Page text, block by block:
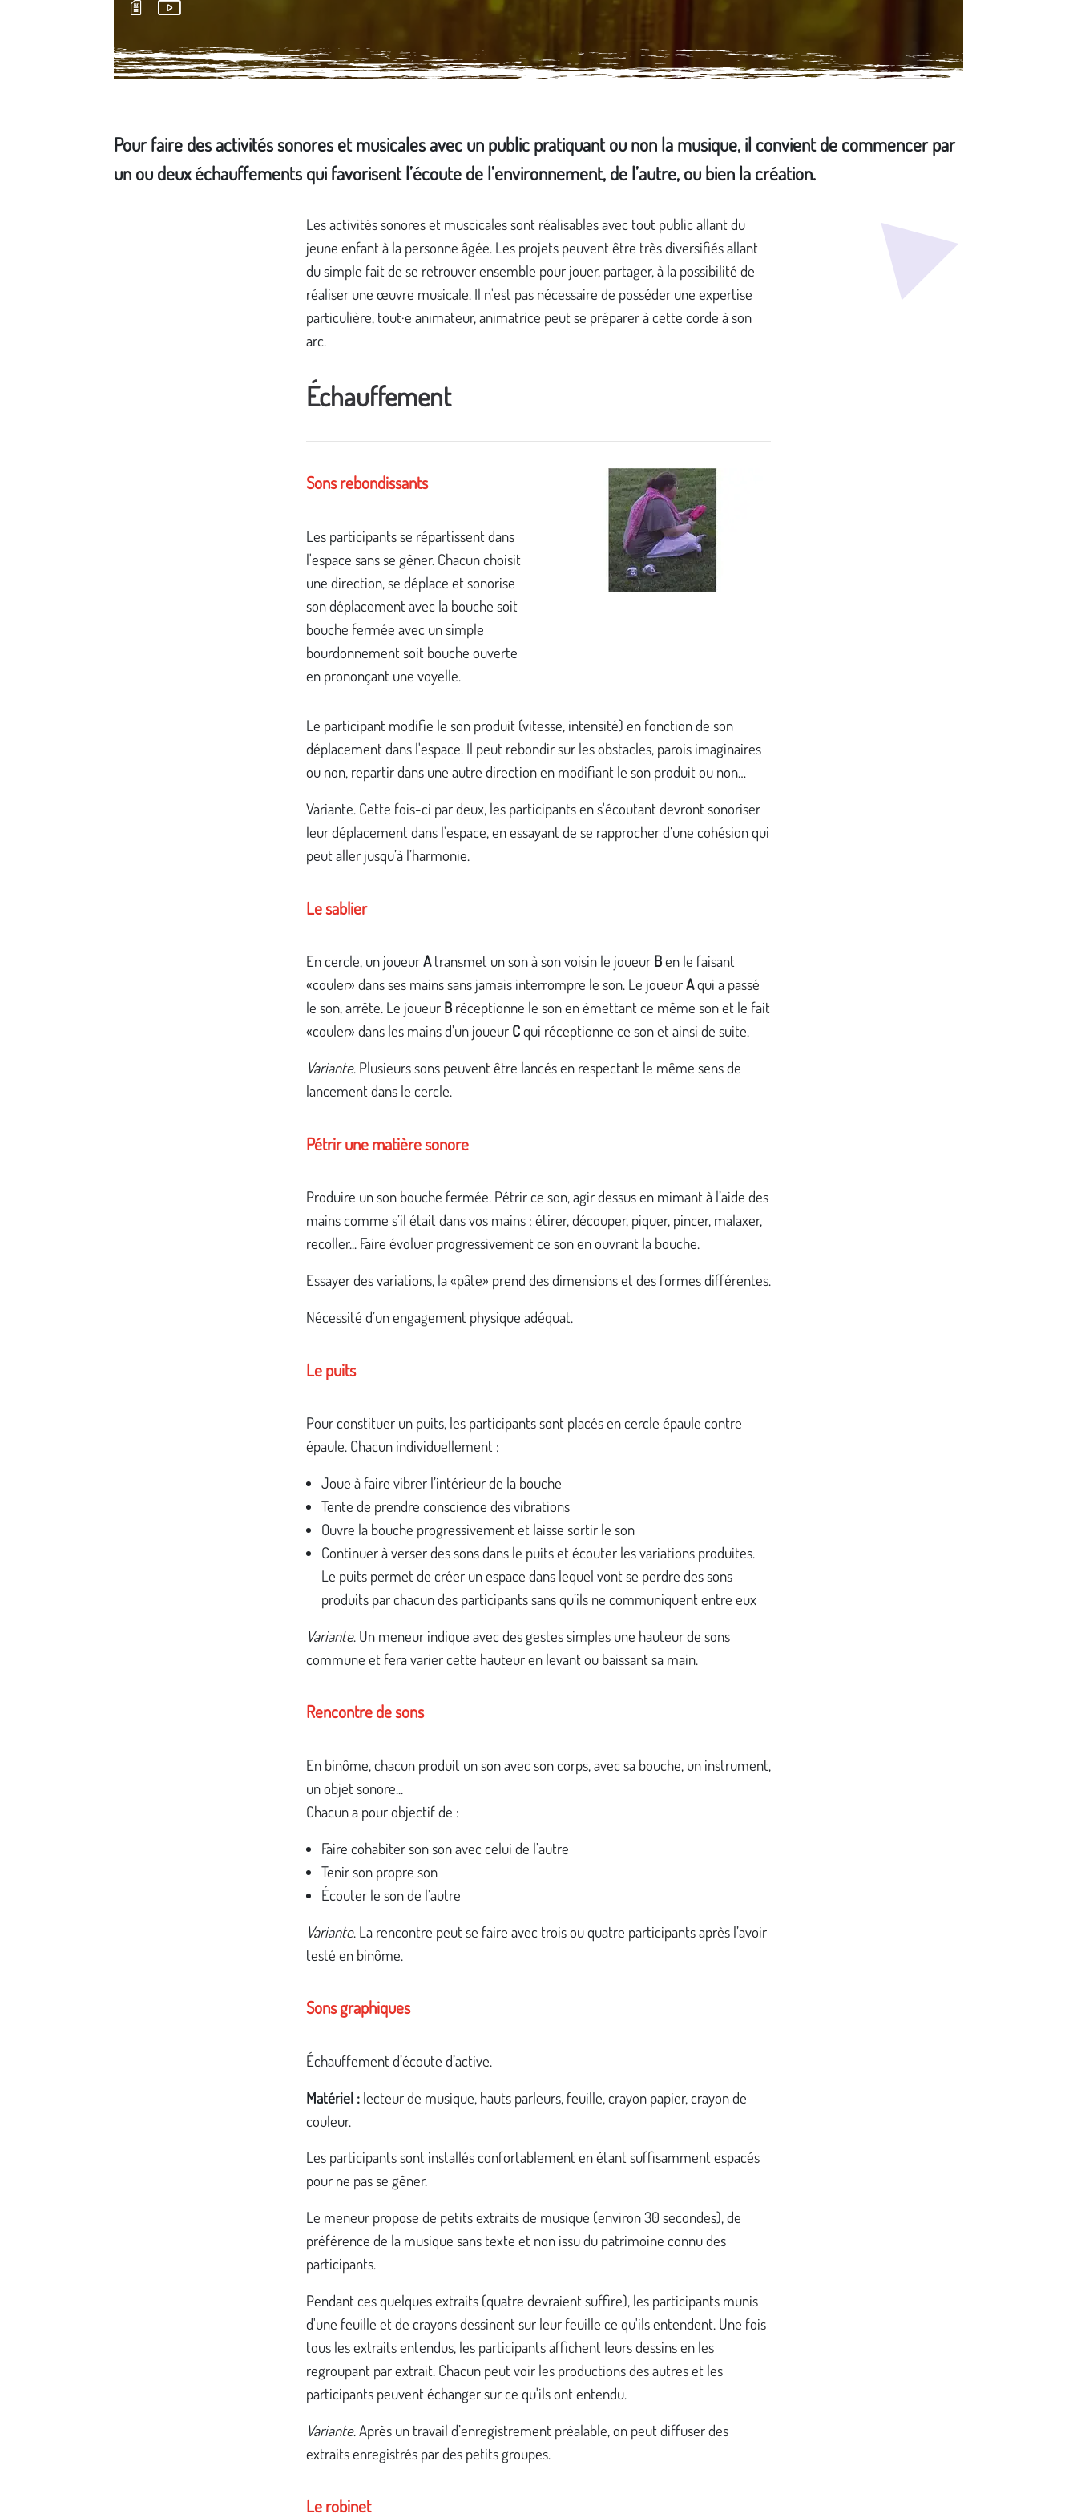
Pour faire des activités sonores et musicales avec un public pratiquant ou non la musique, il convient de commencer par
un ou deux échauffements qui favorisent l’écoute de l’environnement, de l’autre, ou bien la création.
Les activités sonores et muscicales sont réalisables avec tout public allant du
jeune enfant à la personne âgée. Les projets peuvent être très diversifiés allant
du simple fait de se retrouver ensemble pour jouer, partager, à la possibilité de
réaliser une œuvre musicale. Il n'est pas nécessaire de posséder une expertise
particulière, tout·e animateur, animatrice peut se préparer à cette corde à son
arc.
Échauffement
Sons rebondissants
Les participants se répartissent dans
l'espace sans se gêner. Chacun choisit
une direction, se déplace et sonorise
son déplacement avec la bouche soit
bouche fermée avec un simple
bourdonnement soit bouche ouverte
en prononçant une voyelle.
Le participant modifie le son produit (vitesse, intensité) en fonction de son
déplacement dans l'espace. Il peut rebondir sur les obstacles, parois imaginaires
ou non, repartir dans une autre direction en modifiant le son produit ou non…
Variante. Cette fois-ci par deux, les participants en s'écoutant devront sonoriser
leur déplacement dans l'espace, en essayant de se rapprocher d’une cohésion qui
peut aller jusqu’à l’harmonie.
Le sablier
En cercle, un joueurAtransmet un son à son voisin le joueur Ben le faisant
«couler» dans ses mains sans jamais interrompre le son. Le joueurAqui a passé
le son, arrête. Le joueur B réceptionne le son en émettant ce même son et le fait
«couler» dans les mains d’un joueur Cqui réceptionne ce son et ainsi de suite.
Variante. Plusieurs sons peuvent être lancés en respectant le même sens de
lancement dans le cercle.
Pétrir une matière sonore
Produire un son bouche fermée. Pétrir ce son, agir dessus en mimant à l’aide des
mains comme s’il était dans vos mains : étirer, découper, piquer, pincer, malaxer,
recoller... Faire évoluer progressivement ce son en ouvrant la bouche.
Essayer des variations, la «pâte» prend des dimensions et des formes différentes.
Nécessité d’un engagement physique adéquat.
Le puits
Pour constituer un puits, les participants sont placés en cercle épaule contre
épaule. Chacun individuellement :
Joue à faire vibrer l’intérieur de la bouche
Tente de prendre conscience des vibrations
Ouvre la bouche progressivement et laisse sortir le son
Continuer à verser des sons dans le puits et écouter les variations produites.
Le puits permet de créer un espace dans lequel vont se perdre des sons
produits par chacun des participants sans qu’ils ne communiquent entre eux
Variante. Un meneur indique avec des gestes simples une hauteur de sons
commune et fera varier cette hauteur en levant ou baissant sa main.
Rencontre de sons
En binôme, chacun produit un son avec son corps, avec sa bouche, un instrument,
un objet sonore...
Chacun a pour objectif de :
Faire cohabiter son son avec celui de l’autre
Tenir son propre son
Écouter le son de l’autre
Variante. La rencontre peut se faire avec trois ou quatre participants après l’avoir
testé en binôme.
Sons graphiques
Échauffement d’écoute d’active.
Matériel : lecteur de musique, hauts parleurs, feuille, crayon papier, crayon de
couleur.
Les participants sont installés confortablement en étant suffisamment espacés
pour ne pas se gêner.
Le meneur propose de petits extraits de musique (environ 30 secondes), de
préférence de la musique sans texte et non issu du patrimoine connu des
participants.
Pendant ces quelques extraits (quatre devraient suffire), les participants munis
d'une feuille et de crayons dessinent sur leur feuille ce qu'ils entendent. Une fois
tous les extraits entendus, les participants affichent leurs dessins en les
regroupant par extrait. Chacun peut voir les productions des autres et les
participants peuvent échanger sur ce qu'ils ont entendu.
Variante. Après un travail d’enregistrement préalable, on peut diffuser des
extraits enregistrés par des petits groupes.
Le robinet